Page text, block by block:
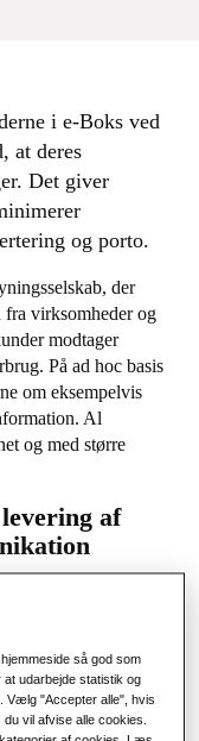
i e-Boks ved
at deres
Det giver
og porto.
der
virksomheder og
modtager
På ad hoc basis
om eksempelvis
Al
og med større
af
størstedelen af
jævnligt, at e-mails
blev overset i
kunder først
var fysiske
så god som
udarbejde statistik og
Vælg "Accepter alle", hvis
vil afvise alle cookies.